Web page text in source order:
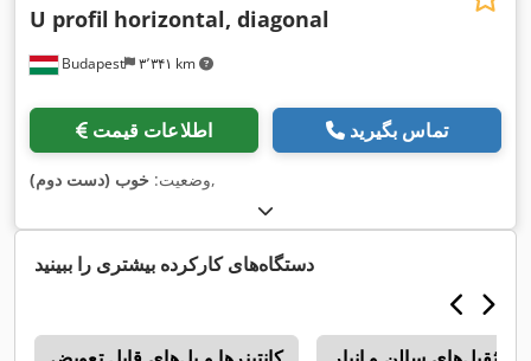
Budapest ۳٬۳۴۱ km
U profil horizontal, diagonal
اطلاعات قیمت تماس بگیرید
وضعیت: خوب (دست دوم) ,
دستگاه‌های کارکرده بیشتری را ببینید